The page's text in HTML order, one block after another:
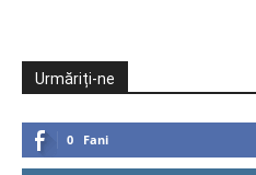
Urmăriți-ne
0 Fani